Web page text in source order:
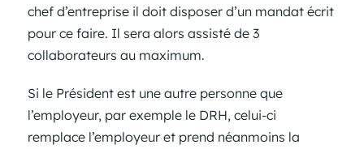
chef d’entreprise il doit disposer d’un mandat écrit
pour ce faire. Il sera alors assisté de 3
collaborateurs au maximum.
Si le Président est une autre personne que
l’employeur, par exemple le DRH, celui-ci
remplace l’employeur et prend néanmoins la